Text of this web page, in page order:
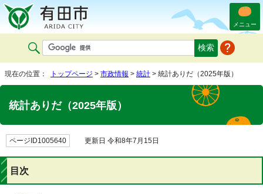
メニュー
現在の位置： トップページ > 市政情報 > 統計 > 統計ありだ（2025年版）
統計ありだ（2025年版）
ページID1005640 更新日 令和8年7月15日
目次